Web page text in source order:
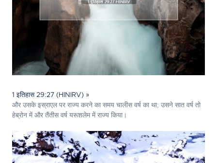
1 इतिहास 29:27 (HINIRV) »
और उसके इस्राएल पर राज्य करने का समय चालीस वर्ष का था; उसने सात वर्ष तो
हेब्रोन में और तैंतीस वर्ष यरूशलेम में राज्य किया।